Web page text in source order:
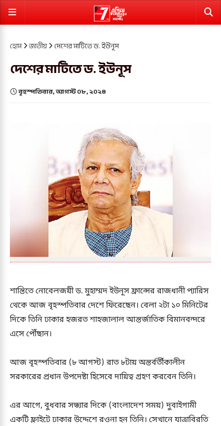
হোম জাতীয় দেশের মাটিতে ড. ইউনূস
দেশের মাটিতে ড. ইউনূস
বৃহস্পতিবার, আগস্ট ০৮, ২০২৪
শান্তিতে নোবেলজয়ী ড. মুহাম্মদ ইউনূস ফ্রান্সের রাজধানী প্যারিস
থেকে আজ বৃহস্পতিবার দেশে ফিরেছেন। বেলা ২টা ১০ মিনিটের
দিকে তিনি ঢাকার হজরত শাহজালাল আন্তর্জাতিক বিমানবন্দরে
এসে পৌঁছান।
আজ বৃহস্পতিবার (৮ আগস্ট) রাত ৮টায় অন্তর্বর্তীকালীন
সরকারের প্রধান উপদেষ্টা হিসেবে দায়িত্ব গ্রহণ করবেন তিনি।
এর আগে, বুধবার সন্ধ্যার দিকে (বাংলাদেশ সময়) দুবাইগামী
একটি ফ্লাইটে ঢাকার উদ্দেশে রওনা হন তিনি। সেখানে যাত্রাবিরতি